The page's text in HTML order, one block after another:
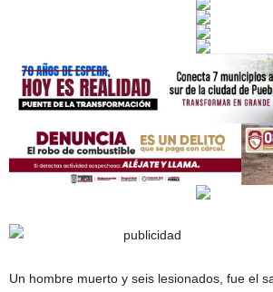
Un hombre muerto y seis lesionados, fue el